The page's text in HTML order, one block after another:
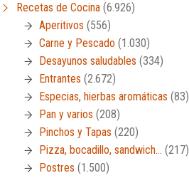
Recetas de Cocina (6.926)
Aperitivos (556)
Carne y Pescado (1.030)
Desayunos saludables (334)
Entrantes (2.672)
Especias, hierbas aromáticas (83)
Pan y varios (208)
Pinchos y Tapas (220)
Pizza, bocadillo, sandwich… (217)
Postres (1.500)